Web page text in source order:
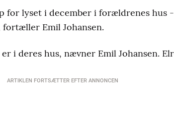
for lyset i december i forældrenes hus
Emil Johansen.
i deres hus, nævner Emil Johansen.
ARTIKLEN FORTSÆTTER EFTER ANNONCEN